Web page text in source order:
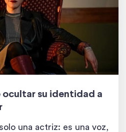
ocultar su identidad a
una actriz: es una voz,